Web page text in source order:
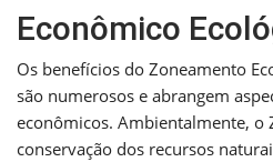
Econômico
Os benefícios do Zoneamento
são numerosos e abrangem
econômicos. Ambientalmente, o
conservação dos recursos